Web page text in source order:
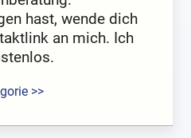
hast, wende dich
an mich. Ich
>>